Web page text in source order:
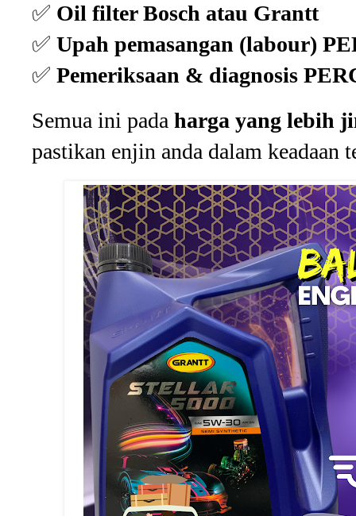
✅ Oil filter Bosch atau Grantt
✅ Upah pemasangan (labour)
✅ Pemeriksaan & diagnosis
Semua ini pada harga yang lebih
pastikan enjin anda dalam keadaan